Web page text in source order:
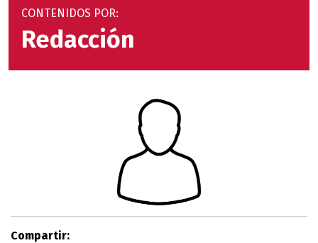
CONTENIDOS POR:
Redacción
Compartir: